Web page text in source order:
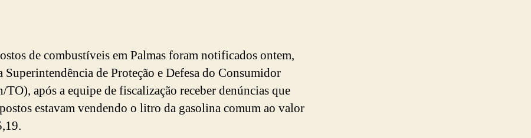
de combustíveis em Palmas foram notificados ontem,
Superintendência de Proteção e Defesa do Consumidor
TO), após a equipe de fiscalização receber denúncias que
estavam vendendo o litro da gasolina comum ao valor